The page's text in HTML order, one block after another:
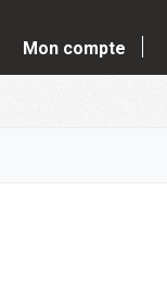
Mon compte